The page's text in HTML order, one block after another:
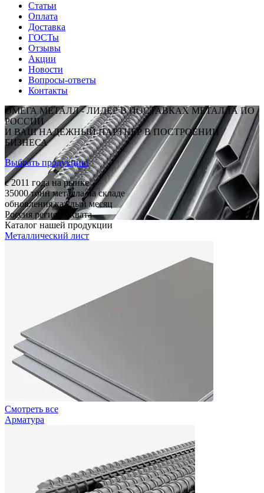
Статьи
Оплата
Доставка
ГОСТы
Отзывы
Акции
Новости
Вопросы-ответы
Контакты
ОМЕГА МЕТАЛЛ - ЛИДЕР В ПОСТАВКАХ МЕТАЛЛА ПО
РОССИИ
И ВАШ НАДЕЖНЫЙ ПАРТНЕР В ПОСТРОЕНИИ
БИЗНЕСА
Выбрать продукцию
c 2011 года на рынке
35000 тонн металла на складе
обновления каждый месяц
Россия регион охвата
Каталог нашей продукции
Металлический лист
Смотреть все
Арматура